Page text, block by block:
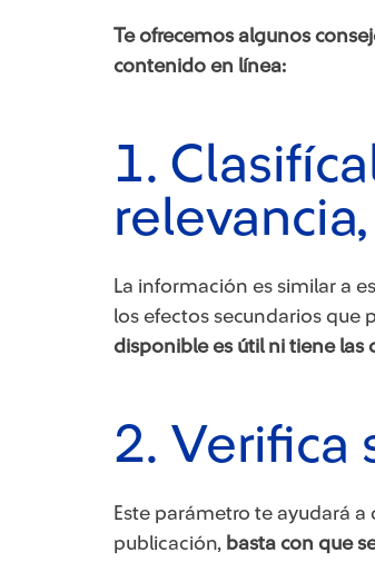
Te ofrecemos algunos
contenido en línea:
1.
La información es similar a
los efectos secundarios que
disponible es útil ni tiene las
2. Verifica
Este parámetro te ayudará a
publicación, basta con que